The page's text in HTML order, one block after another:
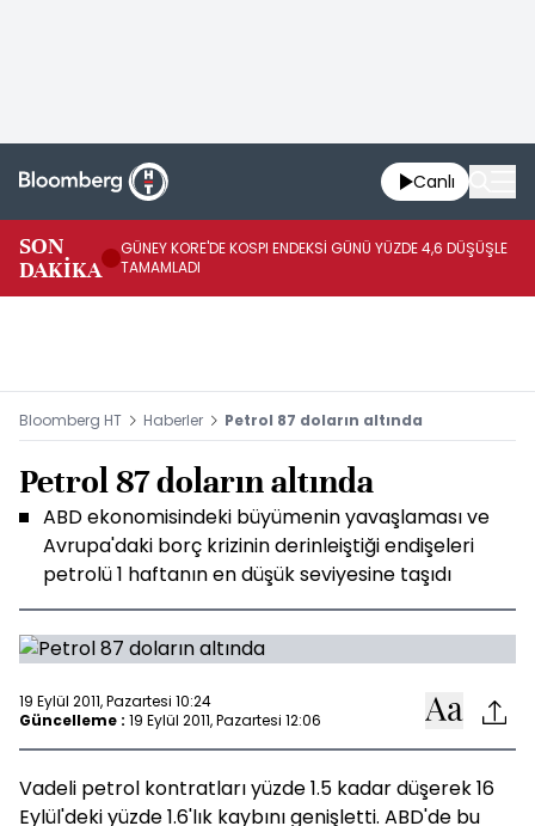
Canlı
SON
DAKİKA
GÜNEY KORE'DE KOSPI ENDEKSİ GÜNÜ YÜZDE 4,6 DÜŞÜŞLE
TAMAMLADI
Bloomberg HT Haberler Petrol 87 doların altında
Petrol 87 doların altında
ABD ekonomisindeki büyümenin yavaşlaması ve
Avrupa'daki borç krizinin derinleiştiği endişeleri
petrolü 1 haftanın en düşük seviyesine taşıdı
19 Eylül 2011, Pazartesi 10:24
Güncelleme : 19 Eylül 2011, Pazartesi 12:06
Vadeli petrol kontratları yüzde 1.5 kadar düşerek 16
Eylül'deki yüzde 1.6'lık kaybını genişletti. ABD'de bu